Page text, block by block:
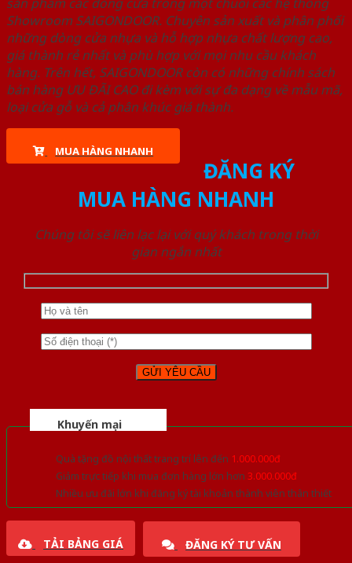
Showroom SAIGONDOOR. Chuyên sản xuất và phân phối
những dòng cửa nhựa và hỗ hợp nhựa chất lượng cao,
giá thành rẻ nhất và phù hợp với mọi nhu cầu khách
hàng. Trên hết, SAIGONDOOR còn có những chính sách
bán hàng ƯU ĐÃI CAO đi kèm với sự đa dạng về mẫu mã,
loại cửa gỗ và cả phân khúc giá thành.
MUA HÀNG NHANH
ĐĂNG KÝ
MUA HÀNG NHANH
Chúng tôi sẽ liên lạc lại với quý khách trong thời
gian ngắn nhất
Khuyến mại
Quà tặng đồ nội thất trang trí lên đến 1.000.000đ
Giảm trực tiếp khi mua đơn hàng lớn hơn 3.000.000đ
Nhiều ưu đãi lớn khi đăng ký tài khoản thành viên thân thiết
TẢI BẢNG GIÁ ĐĂNG KÝ TƯ VẤN